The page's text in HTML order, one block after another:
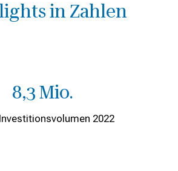
in Zahlen
8,3 Mio.
Investitionsvolumen 2022